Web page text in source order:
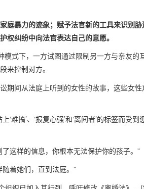
庭暴力的迹象；赋予法官新的工具来识别
权纠纷中向法官表达自己的意愿。
式下，一方试图通过限制另一方与亲友的
来控制对方。
期间从法庭上听到的女性的故事，这些女性
难搞’、‘报复心强’和‘离间者’的标签而受到
这样的信息，你根本无法保护你的孩子。”
着她们，直到法庭。”